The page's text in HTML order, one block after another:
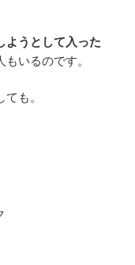
ようとして入った
いるのです。
も。